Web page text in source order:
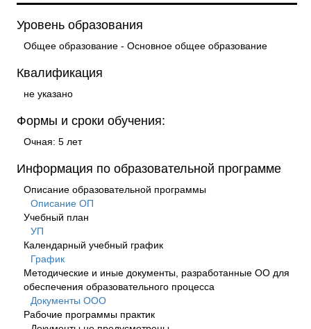
Уровень образования
Общее образование - Основное общее образование
Квалификация
не указано
Формы и сроки обучения:
Очная: 5 лет
Информация по образовательной программе
Описание образовательной программы
Описание ОП
Учебный план
УП
Календарный учебный график
График
Методические и иные документы, разработанные ОО для
обеспечения образовательного процесса
Документы OOO
Рабочие программы практик